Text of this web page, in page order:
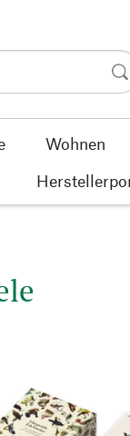
Wohnen